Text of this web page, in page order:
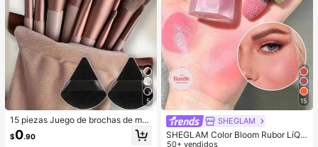
5
15 piezas Juego de brochas de ma
quillaje, incluye 2 esponjas de maq
uillaje triangulares negras, suaves y
$0.90
15
SHEGLAM
SHEGLAM Color Bloom Rubor LíQui
do Acabado Mate-Love Cake Color
50+ vendidos